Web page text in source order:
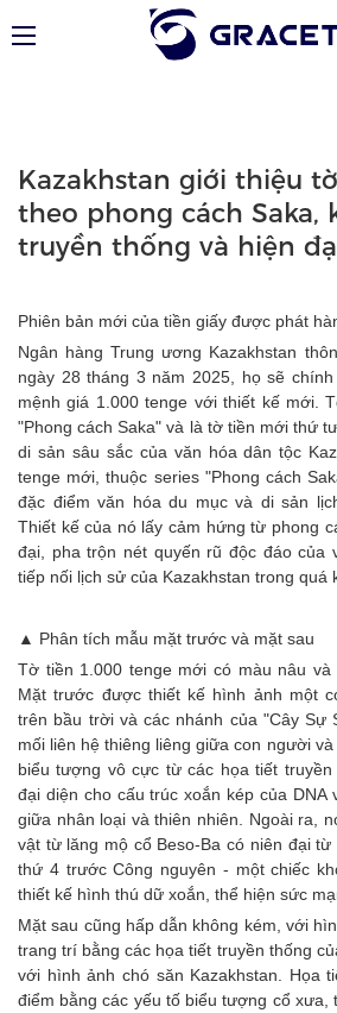
Kazakhstan giới thiệu
theo phong cách Saka,
truyền thống và hiện
Phiên bản mới của tiền giấy được phát
Ngân hàng Trung ương Kazakhstan
ngày 28 tháng 3 năm 2025, họ sẽ
mệnh giá 1.000 tenge với thiết kế mới.
"Phong cách Saka" và là tờ tiền mới thứ
di sản sâu sắc của văn hóa dân tộc
tenge mới, thuộc series "Phong cách
đặc điểm văn hóa du mục và di sản
Thiết kế của nó lấy cảm hứng từ phong
đại, pha trộn nét quyến rũ độc đáo của
tiếp nối lịch sử của Kazakhstan trong quá
▲ Phân tích mẫu mặt trước và mặt sau
Tờ tiền 1.000 tenge mới có màu nâu và
Mặt trước được thiết kế hình ảnh một
trên bầu trời và các nhánh của "Cây Sự
mối liên hệ thiêng liêng giữa con người
biểu tượng vô cực từ các họa tiết truyền
đại diện cho cấu trúc xoắn kép của DNA
giữa nhân loại và thiên nhiên. Ngoài ra,
vật từ lăng mộ cổ Beso-Ba có niên đại
thứ 4 trước Công nguyên - một chiếc
thiết kế hình thú dữ xoắn, thể hiện sức
Mặt sau cũng hấp dẫn không kém, với
trang trí bằng các họa tiết truyền thống
với hình ảnh chó săn Kazakhstan. Họa
điểm bằng các yếu tố biểu tượng cổ